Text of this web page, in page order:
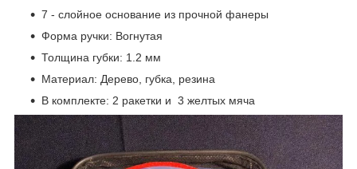
7 - слойное основание из прочной фанеры
Форма ручки: Вогнутая
Толщина губки: 1.2 мм
Материал: Дерево, губка, резина
В комплекте: 2 ракетки и 3 желтых мяча